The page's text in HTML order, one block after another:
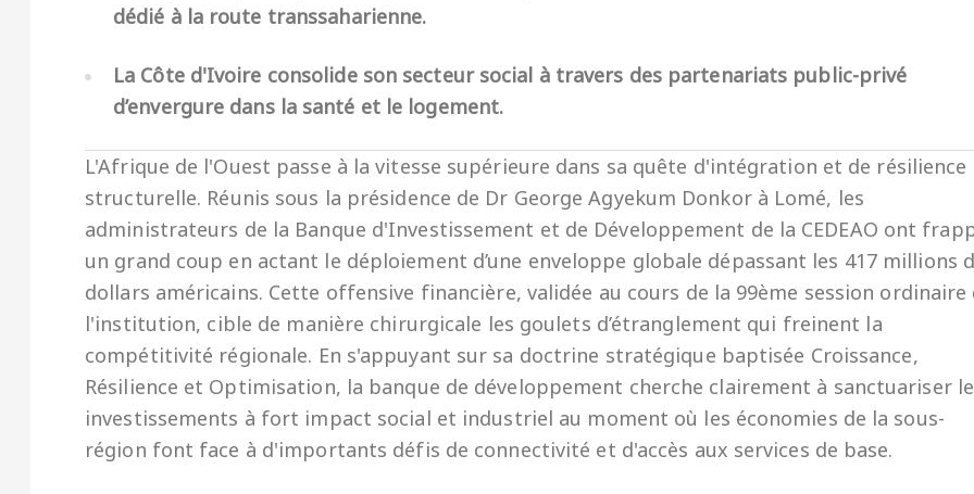
dédié à la route transsaharienne.
La Côte d'Ivoire consolide son secteur social à travers des partenariats public-privé
d’envergure dans la santé et le logement.
L'Afrique de l'Ouest passe à la vitesse supérieure dans sa quête d'intégration et de résilience
structurelle. Réunis sous la présidence de Dr George Agyekum Donkor à Lomé, les
administrateurs de la Banque d'Investissement et de Développement de la CEDEAO ont
un grand coup en actant le déploiement d’une enveloppe globale dépassant les 417 millions
dollars américains. Cette offensive financière, validée au cours de la 99ème session ordinaire
l'institution, cible de manière chirurgicale les goulets d’étranglement qui freinent la
compétitivité régionale. En s'appuyant sur sa doctrine stratégique baptisée Croissance,
Résilience et Optimisation, la banque de développement cherche clairement à sanctuariser
investissements à fort impact social et industriel au moment où les économies de la sous-
région font face à d'importants défis de connectivité et d'accès aux services de base.